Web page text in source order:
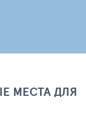
МЕСТА ДЛЯ